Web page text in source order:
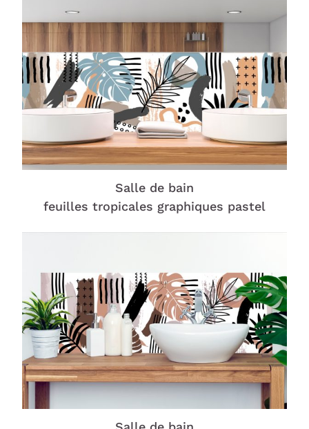
Salle de bain
feuilles tropicales graphiques pastel